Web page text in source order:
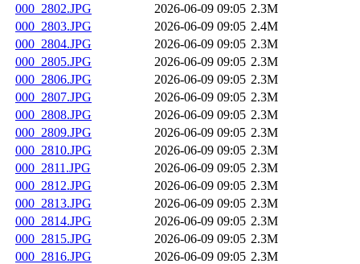
000_2802.JPG
2026-06-09 09:05 2.3M
000_2803.JPG
2026-06-09 09:05 2.4M
000_2804.JPG
2026-06-09 09:05 2.3M
000_2805.JPG
2026-06-09 09:05 2.3M
000_2806.JPG
2026-06-09 09:05 2.3M
000_2807.JPG
2026-06-09 09:05 2.3M
000_2808.JPG
2026-06-09 09:05 2.3M
000_2809.JPG
2026-06-09 09:05 2.3M
000_2810.JPG
2026-06-09 09:05 2.3M
000_2811.JPG
2026-06-09 09:05 2.3M
000_2812.JPG
2026-06-09 09:05 2.3M
000_2813.JPG
2026-06-09 09:05 2.3M
000_2814.JPG
2026-06-09 09:05 2.3M
000_2815.JPG
2026-06-09 09:05 2.3M
000_2816.JPG
2026-06-09 09:05 2.3M